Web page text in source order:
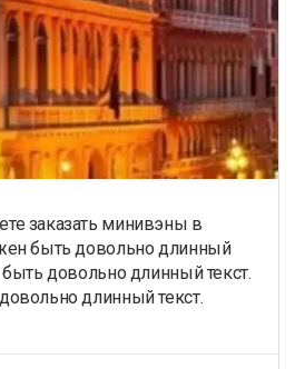
заказать минивэны в
быть довольно длинный
быть довольно длинный текст.
длинный текст.